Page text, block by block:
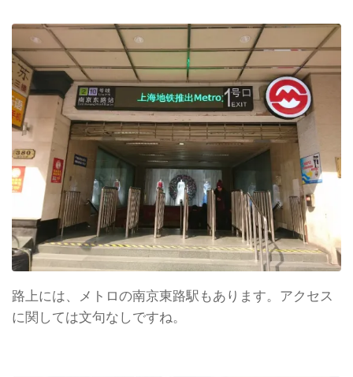
路上には、メトロの南京東路駅もあります。アクセス
に関しては文句なしですね。